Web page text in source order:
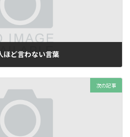
ほど言わない言葉
次の記事